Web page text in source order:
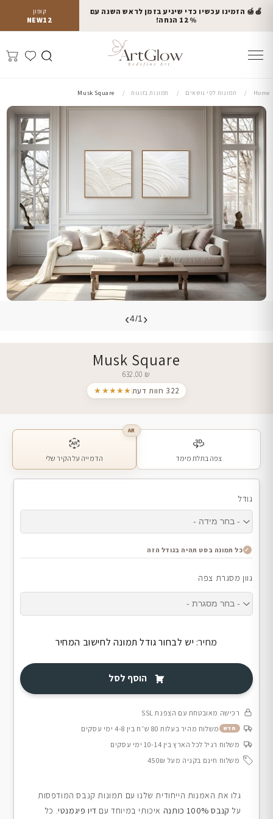
קופון
NEW12
🍎🍯 הזמינו עכשיו כדי שיגיע בזמן לראש השנה עם
12% הנחה!
Home תמונות לפי נושאים תמונות בזוגות Musk Square
‹
4/1
›
Musk Square
632.00 ₪
★★★★★
322 חוות דעת
צפה בתלת מימד
AR
הדמייה על הקיר שלי
גודל
כל תמונה בסט תהיה בגודל הזה
גוון מסגרת צפה
מחיר: יש לבחור גודל תמונה לחישוב המחיר
הוסף לסל
רכישה מאובטחת עם הצפנת SSL
חדש
משלוח מהיר בעלות 80 ש״ח בין 4-8 ימי עסקים
משלוח רגיל לכל הארץ בין 10-14 ימי עסקים
משלוח חינם בקניה מעל 450₪
גלו את האמנות הייחודית שלנו עם תמונות קנבס המודפסות
על קנבס 100% כותנה איכותי במיוחד עם דיו פיגמנטי. כל